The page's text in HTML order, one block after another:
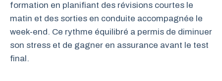
formation en planifiant des révisions courtes le
matin et des sorties en conduite accompagnée le
week-end. Ce rythme équilibré a permis de diminuer
son stress et de gagner en assurance avant le test
final.